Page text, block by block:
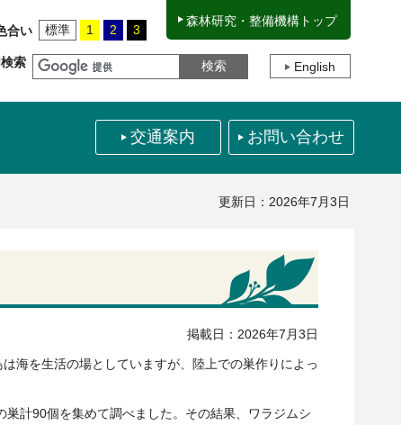
合い 標準 1 2 3
森林研究・整備機構トップ
索 English
交通案内 お問い合わせ
更新日：2026年7月3日
掲載日：2026年7月3日
海を生活の場としていますが、陸上での巣作りによっ
計90個を集めて調べました。その結果、ワラジムシ